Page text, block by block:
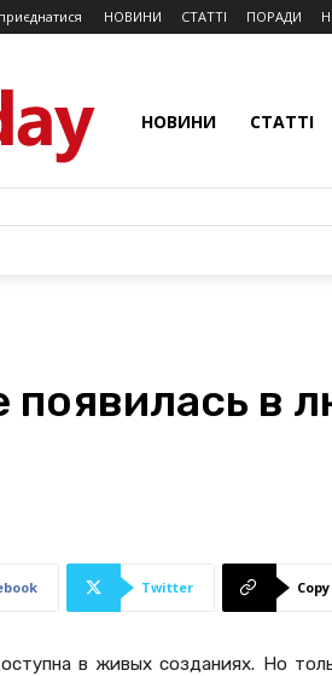
НОВИНИ СТАТТІ ПОРАДИ
НОВИНИ СТАТТІ
появилась в
Twitter
в живых созданиях. Но